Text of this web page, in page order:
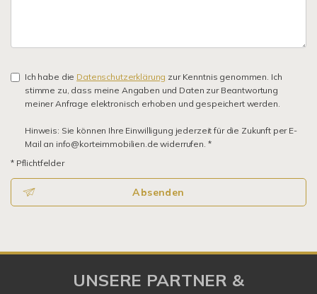
Ich habe die Datenschutzerklärung zur Kenntnis genommen. Ich
stimme zu, dass meine Angaben und Daten zur Beantwortung
meiner Anfrage elektronisch erhoben und gespeichert werden.
Hinweis: Sie können Ihre Einwilligung jederzeit für die Zukunft per E-
Mail an info@korteimmobilien.de widerrufen. *
* Pflichtfelder
Absenden
UNSERE PARTNER &